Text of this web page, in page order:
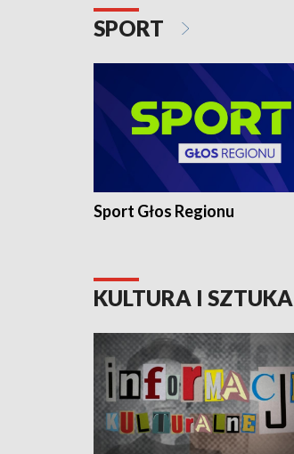
SPORT
Sport Głos Regionu
KULTURA I SZTUKA